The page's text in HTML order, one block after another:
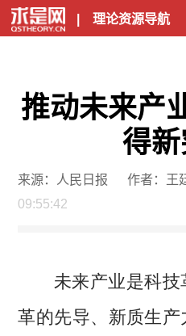
| 理论资源导航
推动未来产
得
来源：人民日报 作者：王
09:55:42
未来产业是科技
革的先导、新质生